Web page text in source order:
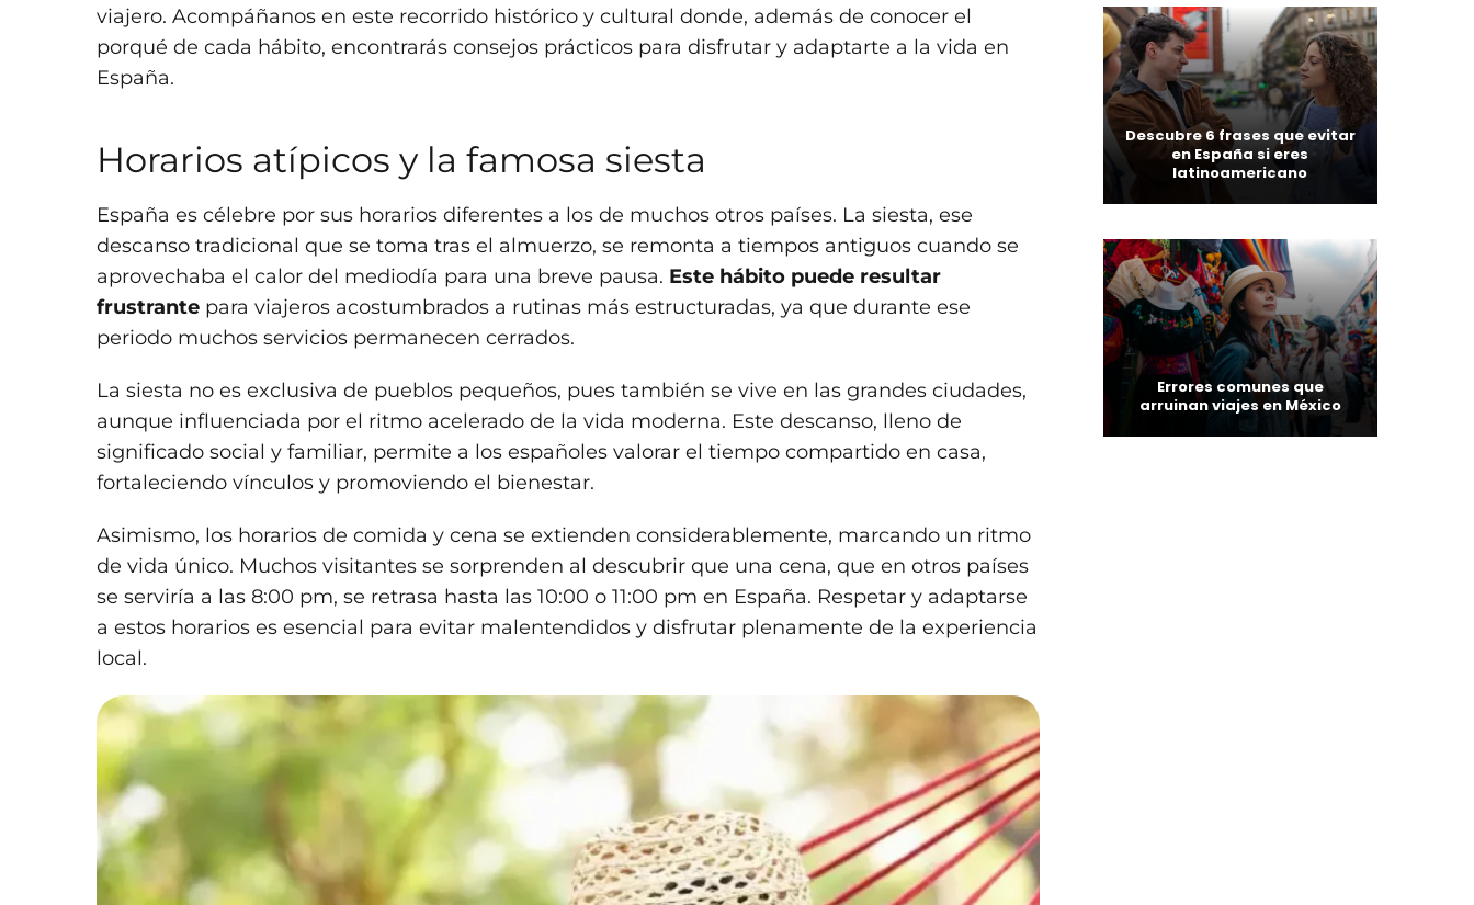
viajero. Acompáñanos en este recorrido histórico y cultural donde, además de conocer el
porqué de cada hábito, encontrarás consejos prácticos para disfrutar y adaptarte a la vida en
España.
Horarios atípicos y la famosa siesta
España es célebre por sus horarios diferentes a los de muchos otros países. La siesta, ese
descanso tradicional que se toma tras el almuerzo, se remonta a tiempos antiguos cuando se
aprovechaba el calor del mediodía para una breve pausa. Este hábito puede resultar
frustrante para viajeros acostumbrados a rutinas más estructuradas, ya que durante ese
periodo muchos servicios permanecen cerrados.
La siesta no es exclusiva de pueblos pequeños, pues también se vive en las grandes ciudades,
aunque influenciada por el ritmo acelerado de la vida moderna. Este descanso, lleno de
significado social y familiar, permite a los españoles valorar el tiempo compartido en casa,
fortaleciendo vínculos y promoviendo el bienestar.
Asimismo, los horarios de comida y cena se extienden considerablemente, marcando un ritmo
de vida único. Muchos visitantes se sorprenden al descubrir que una cena, que en otros países
se serviría a las 8:00 pm, se retrasa hasta las 10:00 o 11:00 pm en España. Respetar y adaptarse
a estos horarios es esencial para evitar malentendidos y disfrutar plenamente de la experiencia
local.
Descubre 6 frases que evitar
en España si eres
latinoamericano
Errores comunes que
arruinan viajes en México